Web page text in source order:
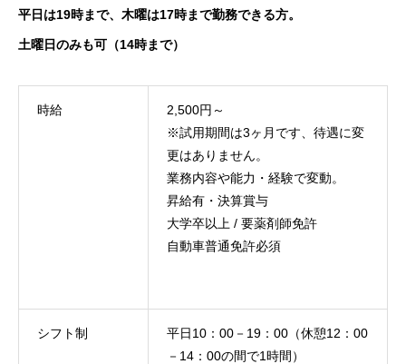
平日は19時まで、木曜は17時まで勤務できる方。
土曜日のみも可（14時まで）
時給
2,500円～
※試用期間は3ヶ月です、待遇に変
更はありません。
業務内容や能力・経験で変動。
昇給有・決算賞与
大学卒以上 / 要薬剤師免許
自動車普通免許必須
シフト制
平日10：00－19：00（休憩12：00
－14：00の間で1時間）